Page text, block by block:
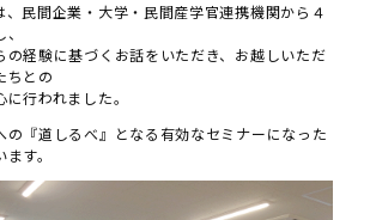
、民間企業・大学・民間産学官連携機関から４
の経験に基づくお話をいただき、お越しいただ
ちとの
行われました。
の『道しるべ』となる有効なセミナーになった
す。